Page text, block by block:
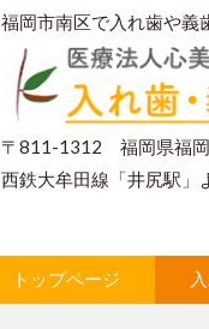
福岡市南区で入れ歯や義
〒 811-1312 福岡県福
西鉄大牟田線「井尻駅」
トップページ